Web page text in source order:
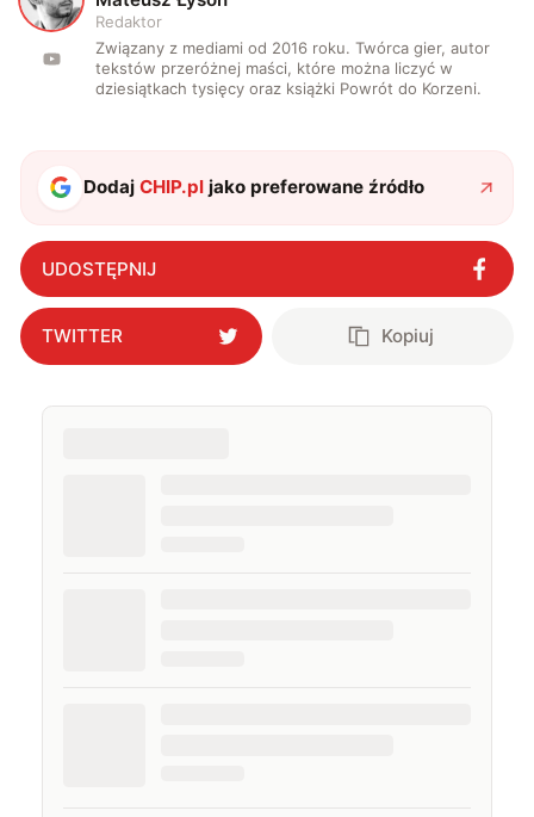
Redaktor
Związany z mediami od 2016 roku. Twórca gier, autor
tekstów przeróżnej maści, które można liczyć w
dziesiątkach tysięcy oraz książki Powrót do Korzeni.
DodajCHIP.pl jako preferowane źródło
UDOSTĘPNIJ
TWITTER Kopiuj